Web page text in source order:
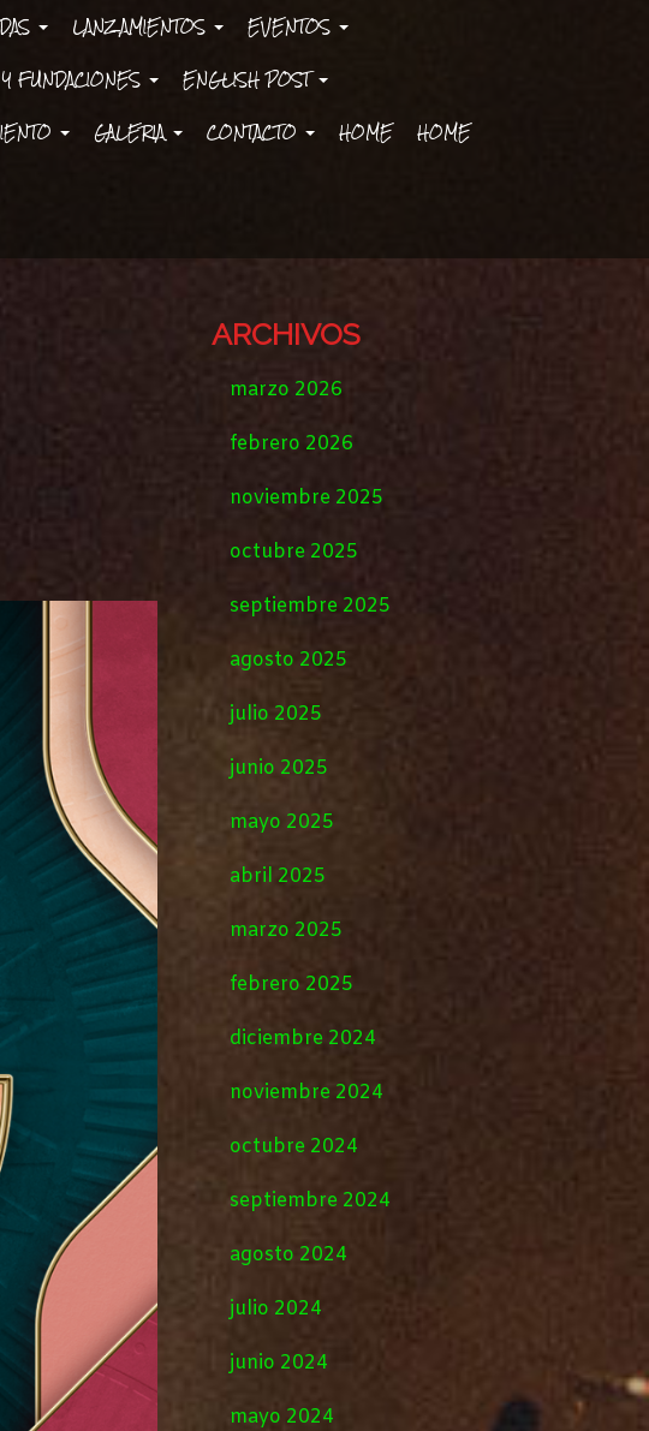
LANZAMIENTOS
EVENTOS
FUNDACIONES
ENGLISH POST
GALERIA CONTACTO HOME HOME
ARCHIVOS
marzo 2026
febrero 2026
noviembre 2025
octubre 2025
septiembre 2025
agosto 2025
julio 2025
junio 2025
mayo 2025
abril 2025
marzo 2025
febrero 2025
diciembre 2024
noviembre 2024
octubre 2024
septiembre 2024
agosto 2024
julio 2024
junio 2024
mayo 2024